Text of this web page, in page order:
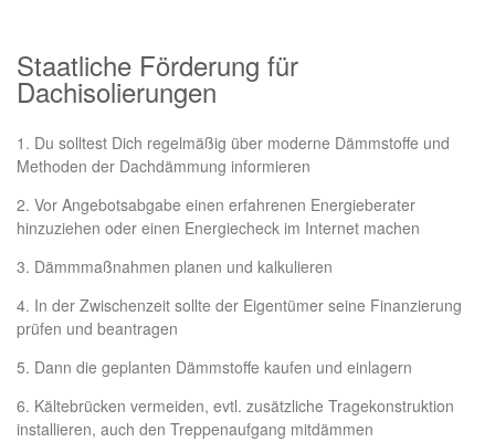
Staatliche Förderung für
Dachisolierungen
1. Du solltest Dich regelmäßig über moderne Dämmstoffe und
Methoden der Dachdämmung informieren
2. Vor Angebotsabgabe einen erfahrenen Energieberater
hinzuziehen oder einen Energiecheck im Internet machen
3. Dämmmaßnahmen planen und kalkulieren
4. In der Zwischenzeit sollte der Eigentümer seine Finanzierung
prüfen und beantragen
5. Dann die geplanten Dämmstoffe kaufen und einlagern
6. Kältebrücken vermeiden, evtl. zusätzliche Tragekonstruktion
installieren, auch den Treppenaufgang mitdämmen